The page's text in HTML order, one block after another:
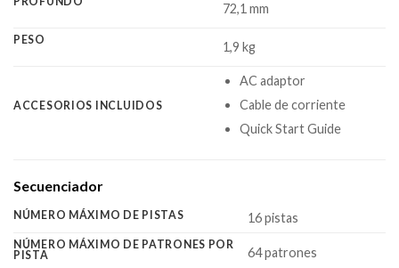
72,1 mm
PESO 1,9 kg
ACCESORIOS INCLUIDOS
AC adaptor
Cable de corriente
Quick Start Guide
Secuenciador
NÚMERO MÁXIMO DE PISTAS 16 pistas
NÚMERO MÁXIMO DE PATRONES POR
PISTA
64 patrones